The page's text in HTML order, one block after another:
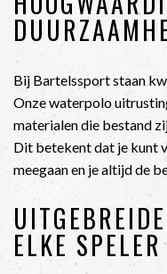
Bij Bartelssport staan
Onze waterpolo
materialen die bestand
Dit betekent dat je kunt
meegaan en je altijd de
ELKE SPELER